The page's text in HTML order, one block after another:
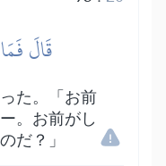
قَالَ
た。「お前
。お前がし
だ？」